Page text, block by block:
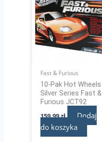
Fast & Furious
10-Pak Hot Wheels
Silver Series Fast &
Furious JCT92
159,99zł
Dodaj
do koszyka